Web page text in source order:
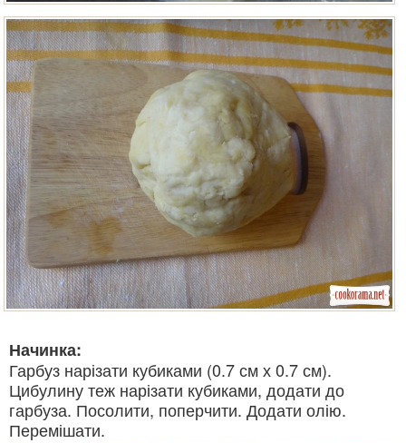
Начинка:
Гарбуз нарізати кубиками (0.7 см х 0.7 см).
Цибулину теж нарізати кубиками, додати до
гарбуза. Посолити, поперчити. Додати олію.
Перемішати.